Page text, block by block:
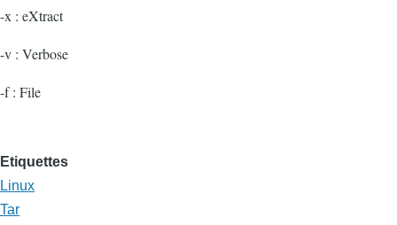
-x : eXtract
-v : Verbose
-f : File
Etiquettes
Linux
Tar